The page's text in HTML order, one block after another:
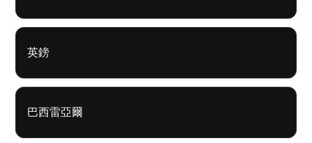
英鎊
巴西雷亞爾